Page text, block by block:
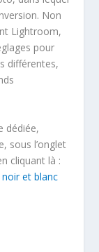
Non
Lightroom,
pour
différentes,
dédiée,
sous l’onglet
cliquant là :
et blanc